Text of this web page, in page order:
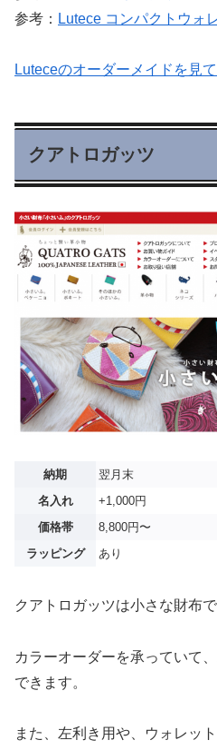
参考： Lutece コンパクトウォ
Luteceのオーダーメイドを見
クアトロガッツ
納期
翌月末
名入れ
+1,000円
価格帯
8,800円〜
ラッピング
あり
クアトロガッツは小さな財布
カラーオーダーを承っていて
できます。
また、左利き用や、ウォレッ